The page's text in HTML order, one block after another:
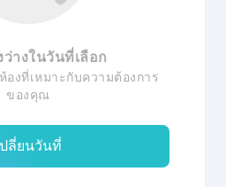
างในวันที่เลือก
องที่เหมาะกับความต้องการ
ของคุณ
ปลี่ยนวันที่